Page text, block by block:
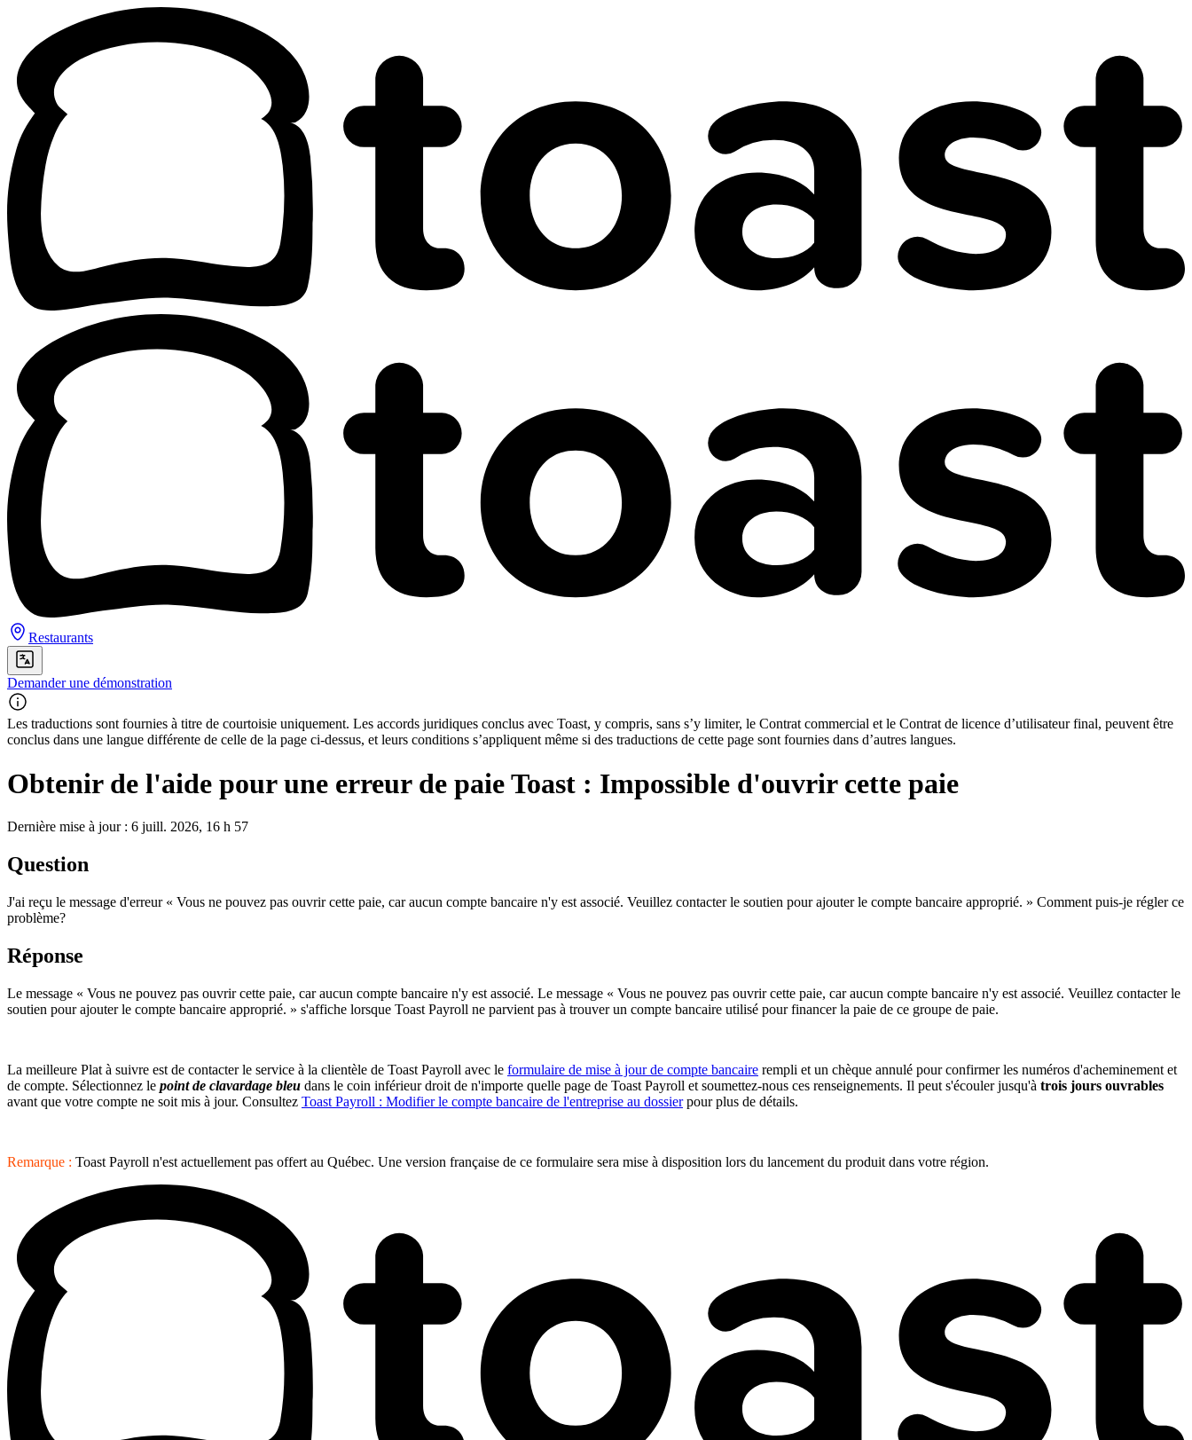
Restaurants
Demander une démonstration
Les traductions sont fournies à titre de courtoisie uniquement. Les accords juridiques conclus avec Toast, y compris, sans s’y limiter, le Contrat commercial et le Contrat de licence d’utilisateur final, peuvent être
conclus dans une langue différente de celle de la page ci-dessus, et leurs conditions s’appliquent même si des traductions de cette page sont fournies dans d’autres langues.
Obtenir de l'aide pour une erreur de paie Toast : Impossible d'ouvrir cette paie
Dernière mise à jour : 6 juill. 2026, 16 h 57
Question
J'ai reçu le message d'erreur « Vous ne pouvez pas ouvrir cette paie, car aucun compte bancaire n'y est associé. Veuillez contacter le soutien pour ajouter le compte bancaire approprié. » Comment puis-je régler ce
problème?
Réponse
Le message « Vous ne pouvez pas ouvrir cette paie, car aucun compte bancaire n'y est associé. Le message « Vous ne pouvez pas ouvrir cette paie, car aucun compte bancaire n'y est associé. Veuillez contacter le
soutien pour ajouter le compte bancaire approprié. » s'affiche lorsque Toast Payroll ne parvient pas à trouver un compte bancaire utilisé pour financer la paie de ce groupe de paie.
La meilleure Plat à suivre est de contacter le service à la clientèle de Toast Payroll avec le formulaire de mise à jour de compte bancaire rempli et un chèque annulé pour confirmer les numéros d'acheminement et
de compte. Sélectionnez le point de clavardage bleu dans le coin inférieur droit de n'importe quelle page de Toast Payroll et soumettez-nous ces renseignements. Il peut s'écouler jusqu'à trois jours ouvrables
avant que votre compte ne soit mis à jour. Consultez Toast Payroll : Modifier le compte bancaire de l'entreprise au dossierpour plus de détails.
Remarque : Toast Payroll n'est actuellement pas offert au Québec. Une version française de ce formulaire sera mise à disposition lors du lancement du produit dans votre région.